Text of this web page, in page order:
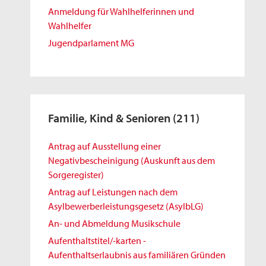
Anmeldung für Wahlhelferinnen und
Wahlhelfer
Jugendparlament MG
Familie, Kind & Senioren (211)
Antrag auf Ausstellung einer
Negativbescheinigung (Auskunft aus dem
Sorgeregister)
Antrag auf Leistungen nach dem
Asylbewerberleistungsgesetz (AsylbLG)
An- und Abmeldung Musikschule
Aufenthaltstitel/-karten -
Aufenthaltserlaubnis aus familiären Gründen